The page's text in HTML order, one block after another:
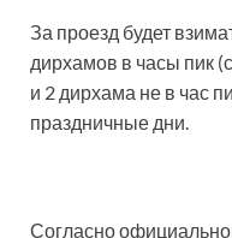
За проезд будет
дирхамов в часы пик
и 2 дирхама не в час
праздничные дни.
Согласно